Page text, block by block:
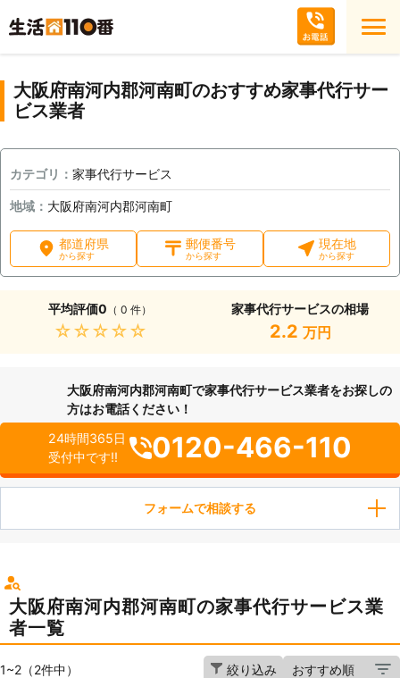
大阪府南河内郡河南町のおすすめ家事代行サー
ビス業者
カテゴリ： 家事代行サービス
地域： 大阪府南河内郡河南町
都道府県
から探す
郵便番号
から探す
現在地
から探す
平均評価0 （ 0 件）
★★★★★
家事代行サービスの相場
2.2 万円
大阪府南河内郡河南町で家事代行サービス業者をお探しの
方はお電話ください！
24時間365日
受付中です!!
0120-466-110
フォームで相談する
大阪府南河内郡河南町の家事代行サービス業
者一覧
1~2（2件中） 絞り込み